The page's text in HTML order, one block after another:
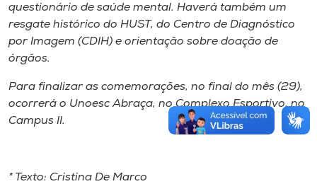
questionário de saúde mental. Haverá também um
resgate histórico do HUST, do Centro de Diagnóstico
por Imagem (CDIH) e orientação sobre doação de
órgãos.
Para finalizar as comemorações, no final do mês (29),
ocorrerá o Unoesc Abraça, no Complexo Esportivo, no
Campus II.
* Texto: Cristina De Marco